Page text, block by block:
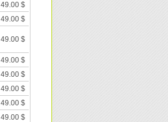
49.00 $
49.00 $
49.00 $
49.00 $
49.00 $
49.00 $
49.00 $
49.00 $